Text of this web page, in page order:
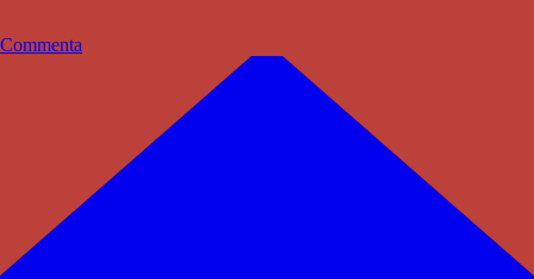
Commenta